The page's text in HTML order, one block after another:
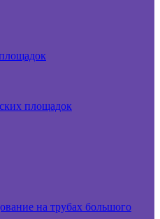
площадок
на трубах большого